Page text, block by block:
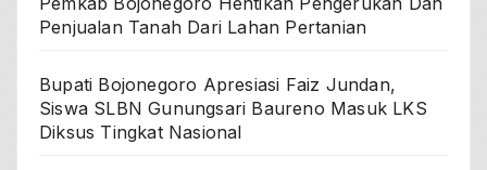
Penjualan Tanah Dari Lahan Pertanian
Bupati Bojonegoro Apresiasi Faiz Jundan,
Siswa SLBN Gunungsari Baureno Masuk LKS
Diksus Tingkat Nasional